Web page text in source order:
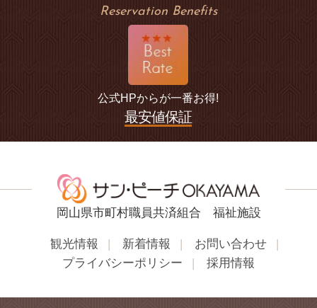
Reservation Benefits
公式HPからが一番お得!
最安値保証
岡山県市町村職員共済組合 福祉施設
観光情報 新着情報
お問い合わせ
プライバシーポリシー
採用情報